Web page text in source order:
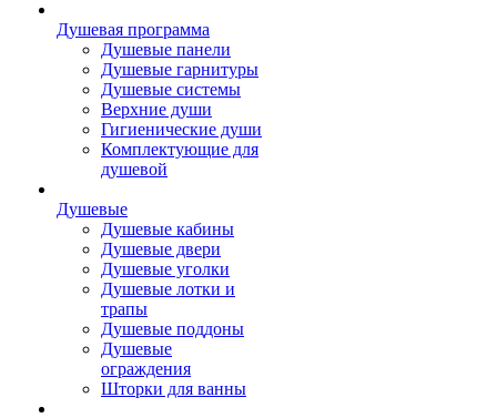
Душевая программа
Душевые панели
Душевые гарнитуры
Душевые системы
Верхние души
Гигиенические души
Комплектующие для
душевой
Душевые
Душевые кабины
Душевые двери
Душевые уголки
Душевые лотки и
трапы
Душевые поддоны
Душевые
ограждения
Шторки для ванны